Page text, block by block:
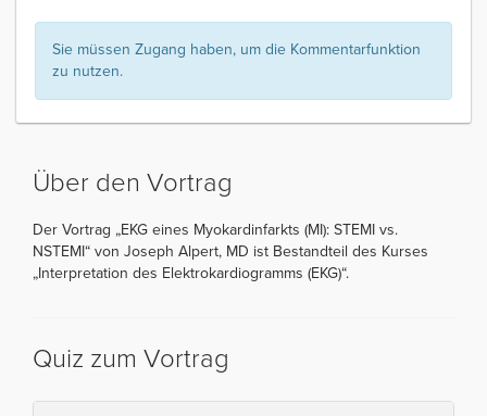
Sie müssen Zugang haben, um die Kommentarfunktion
zu nutzen.
Über den Vortrag
Der Vortrag „EKG eines Myokardinfarkts (MI): STEMI vs.
NSTEMI“ von Joseph Alpert, MD ist Bestandteil des Kurses
„Interpretation des Elektrokardiogramms (EKG)“.
Quiz zum Vortrag